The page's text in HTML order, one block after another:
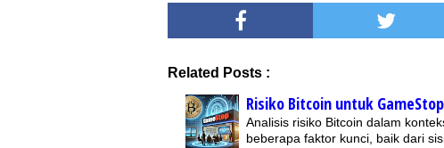
Related Posts :
Risiko Bitcoin untuk GameStop
Analisis risiko Bitcoin dalam
beberapa faktor kunci, baik dari